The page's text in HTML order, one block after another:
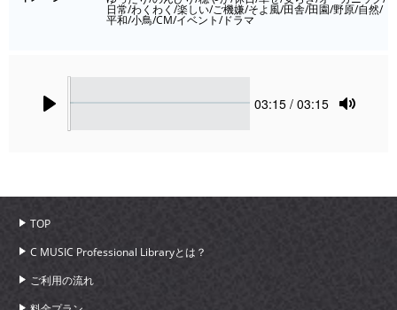
日常/わくわく/楽しい/ご機嫌/そよ風/田舎/田園/野原/自然/
平和/小鳥/CM/イベント/ドラマ
Current
03:15 / 03:15
TOP
C MUSIC Professional Libraryとは？
ご利用の流れ